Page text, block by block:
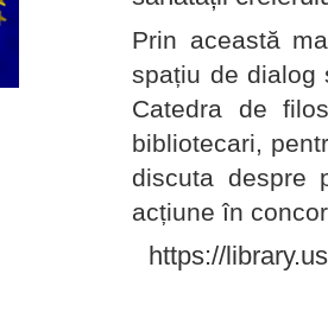
Prin această
spațiu de dialog
Catedra de
bibliotecari,
discuta despre
acțiune în
https://